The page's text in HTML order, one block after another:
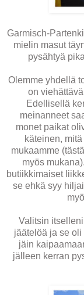
Garmisch-
mielin masut
pysähtyä
Olemme yhdellä
on
Edellisellä
meinanneet
monet paikat
käteinen,
mukaamme
myös
butiikkimaiset
se ehkä syy
Valitsin
jäätelöä ja se
jäin
jälleen kerran